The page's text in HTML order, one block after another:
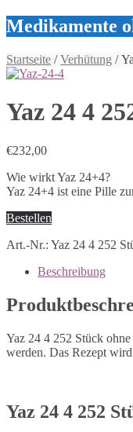
Medikamente
Startseite /Verhütung /
Yaz 24 4
€232,00
Wie wirkt Yaz 24+4?
Yaz 24+4 ist eine Pille
Bestellen
Art.-Nr.: Yaz 24 4 252
Beschreibung
Yaz 24 4 252 Stück
werden. Das Rezept
Yaz 24 4 252